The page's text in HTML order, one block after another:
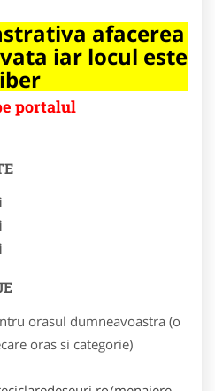
afacerea
iar locul este
portalul
orasul dumneavoastra (o
oras si categorie)